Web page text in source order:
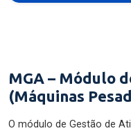
MGA – Módulo
(Máquinas
O módulo de Gestão de